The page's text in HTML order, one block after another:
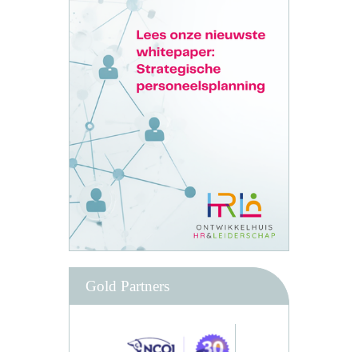
Gold Partners